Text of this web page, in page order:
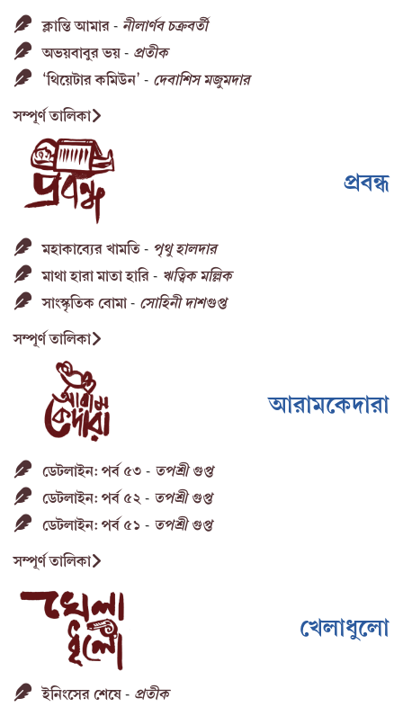
ক্লান্তি আমার- নীলার্ণব চক্রবর্তী
অভয়বাবুর ভয়- প্রতীক
‘থিয়েটার কমিউন’ - দেবাশিস মজুমদার
সম্পূর্ণ তালিকা
প্রবন্ধ
মহাকাব্যের খামতি- পৃথু হালদার
মাথা হারা মাতা হারি- ঋত্বিক মল্লিক
সাংস্কৃতিক বোমা- সোহিনী দাশগুপ্ত
সম্পূর্ণ তালিকা
আরামকেদারা
ডেটলাইন: পর্ব ৫৩ - তপশ্রী গুপ্ত
ডেটলাইন: পর্ব ৫২- তপশ্রী গুপ্ত
ডেটলাইন: পর্ব ৫১ - তপশ্রী গুপ্ত
সম্পূর্ণ তালিকা
খেলাধুলো
ইনিংসের শেষে- প্রতীক